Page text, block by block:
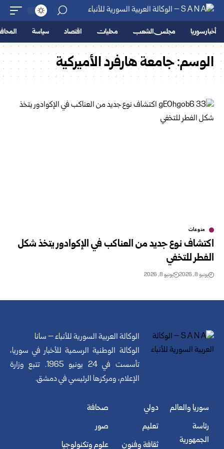
أخبار سوريا مجلس الشعب محليات اقتصاد سياسة
الوسم:جامعة هارفرد الأميركية
منوعات
اكتشاف نوع جديد من العناكب في الإكوادور يتخذ شكل
الفطر للتخفي
يونيو 8, 2026 يونيو 8, 2026
الوكالة العربية السورية للأنباء – سانا
الوكالة الوطنية الرسمية للأخبار في سوريا،
تأسست في 24 يونيو 1965. تتبع وزارة
الإعلام، ومركزها الرئيسي في دمشق.
سوريا والعالم
رئاسة
الجمهورية
دولي
تعليم
ثقافة وفنون
صحافة
صور
علوم وتكنولوجيا